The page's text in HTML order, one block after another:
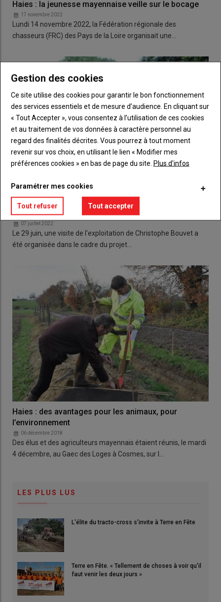
Haies : la jeunesse mayennaise veille sur le bocage
17 novembre 2022
Lundi 14 novembre 2022, la Fédération régionale des
chasseurs (FRC) des Pays de la Loire organisait une…
Stocker le carbone par une gestion optimisée des
haies
07 juillet 2022
Le 29 juin, une visite de l'exploitation de Christophe Bouvet a
été organisée dans le cadre du projet…
Haies : des avantages pour les animaux, pour
l’environnement
06 décembre 2018
Des élus et des agriculteurs mayennais étaient réunis, le mardi
4 décembre, au Gaec des Loges à Cosmes, sur l…
LES PLUS LUS
L'élite du tracto-cross s'invite à Terre en Fête
Terre en Fête. « Tellement de choses à voir qu'il
faut venir les deux jours »
Gestion des cookies
Ce site utilise des cookies pour garantir le bon fonctionnement
des services essentiels et de mesure d’audience. En cliquant sur
« Tout Accepter », vous consentez à l’utilisation de ces cookies
et au traitement de vos données à caractère personnel au
regard des finalités décrites. Vous pourrez à tout moment
revenir sur vos choix, en utilisant le lien « Modifier mes
préférences cookies » en bas de page du site. Plus d'infos
Paramétrer mes cookies
Tout refuser Tout accepter